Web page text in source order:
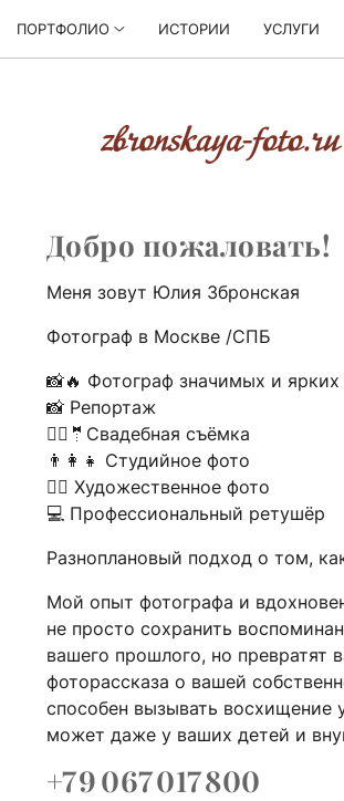
ПОРТФОЛИО ИСТОРИИ УСЛУГИ
Добро пожаловать!
Меня зовут Юлия Збронская
Фотограф в Москве /СПБ
📸🔥 Фотограф значимых и
📸 Репортаж
👰‍♀️🤵Свадебная съёмка
👨‍👩‍👧 Студийное фото
🧚‍♂️ Художественное фото
💻 Профессиональный ретушёр
Разноплановый подход о том,
Мой опыт фотографа и
не просто сохранить
вашего прошлого, но превратят
фоторассказа о вашей
способен вызывать восхищение
может даже у ваших детей и
+7 9 067 017 800